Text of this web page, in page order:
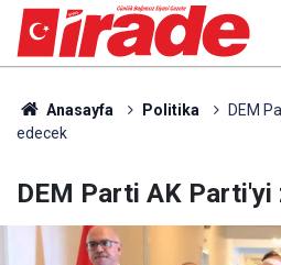
Anasayfa Politika
DEM
edecek
DEM Parti AK